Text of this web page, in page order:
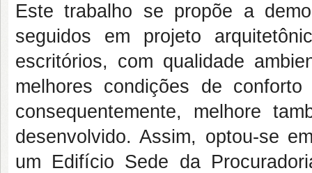
Este trabalho se propõe a
seguidos em projeto
escritórios, com qualidade
melhores condições de
consequentemente, melhore
desenvolvido. Assim, optou-se
um Edifício Sede da